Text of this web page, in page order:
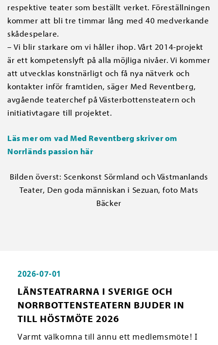
respektive teater som beställt verket. Föreställningen
kommer att bli tre timmar lång med 40 medverkande
skådespelare.
– Vi blir starkare om vi håller ihop. Vårt 2014-projekt
är ett kompetenslyft på alla möjliga nivåer. Vi kommer
att utvecklas konstnärligt och få nya nätverk och
kontakter inför framtiden, säger Med Reventberg,
avgående teaterchef på Västerbottensteatern och
initiativtagare till projektet.
Läs mer om vad Med Reventberg skriver om
Norrländs passion här
Bilden överst: Scenkonst Sörmland och Västmanlands
Teater, Den goda människan i Sezuan, foto Mats
Bäcker
2026-07-01
LÄNSTEATRARNA I SVERIGE OCH
NORRBOTTENSTEATERN BJUDER IN
TILL HÖSTMÖTE 2026
Varmt välkomna till ännu ett medlemsmöte! I